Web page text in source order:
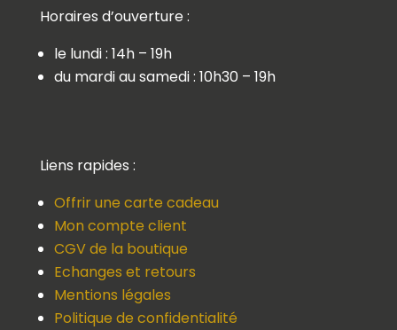
Horaires d’ouverture :
le lundi : 14h – 19h
du mardi au samedi : 10h30 – 19h
Liens rapides :
Offrir une carte cadeau
Mon compte client
CGV de la boutique
Echanges et retours
Mentions légales
Politique de confidentialité